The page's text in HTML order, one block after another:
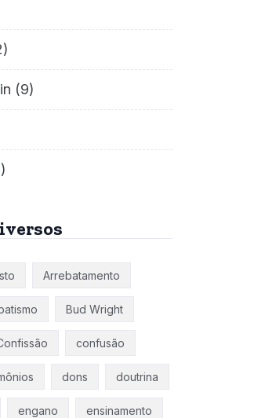
(9)
Arrebatamento
Bud Wright
confusão
dons doutrina
engano ensinamento